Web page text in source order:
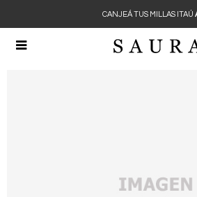

CANJEÁ TUS MILLAS ITAÚ